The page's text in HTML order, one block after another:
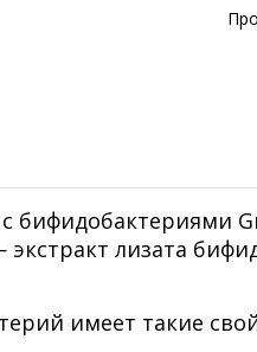
бифидобактериями
лизата
имеет такие